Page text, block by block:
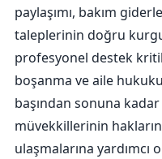
paylaşımı, bakım
taleplerinin doğru
profesyonel destek
boşanma ve aile
başından sonuna
müvekkillerinin
ulaşmalarına yardımcı